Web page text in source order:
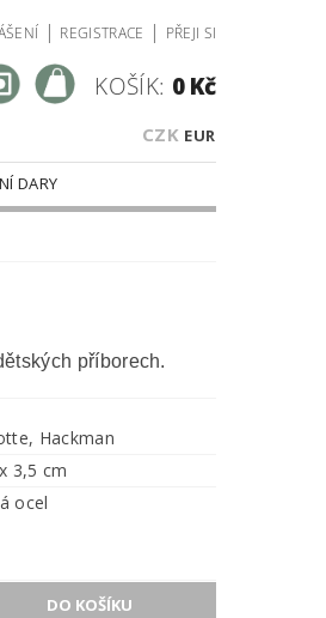
| REGISTRACE | PŘEJI SI
CZK EUR
KOŠÍK: 0 Kč
DARY
příborech.
Hackman
3,5 cm
ocel